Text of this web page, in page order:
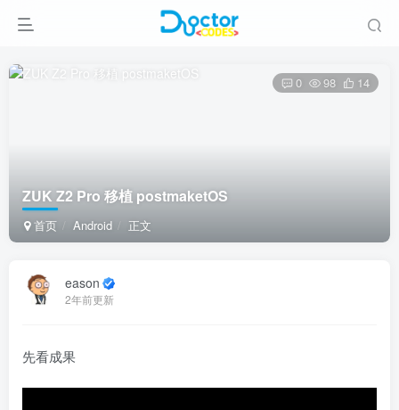
ZUK Z2 Pro 移植 postmaketOS
首页 Android 正文
0 98 14
eason
2年前更新
先看成果